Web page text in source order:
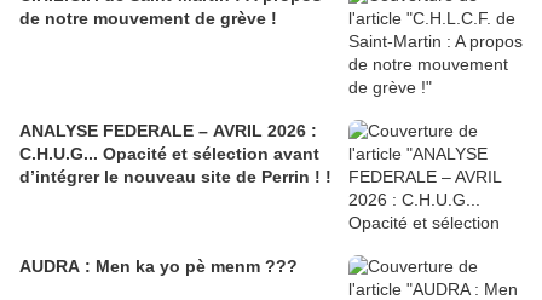
de notre mouvement de grève !
ANALYSE FEDERALE – AVRIL 2026 :
C.H.U.G... Opacité et sélection avant
d’intégrer le nouveau site de Perrin ! !
AUDRA : Men ka yo pè menm ???